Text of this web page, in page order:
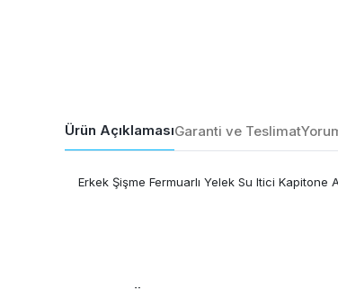
Ürün AçıklamasıGaranti ve Teslimat
Erkek Şişme Fermuarlı Yelek Su Itici Kapitone